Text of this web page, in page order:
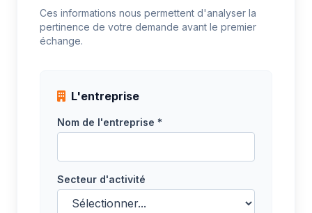
Ces informations nous permettent d'analyser la
pertinence de votre demande avant le premier
échange.
L'entreprise
Nom de l'entreprise *
Secteur d'activité